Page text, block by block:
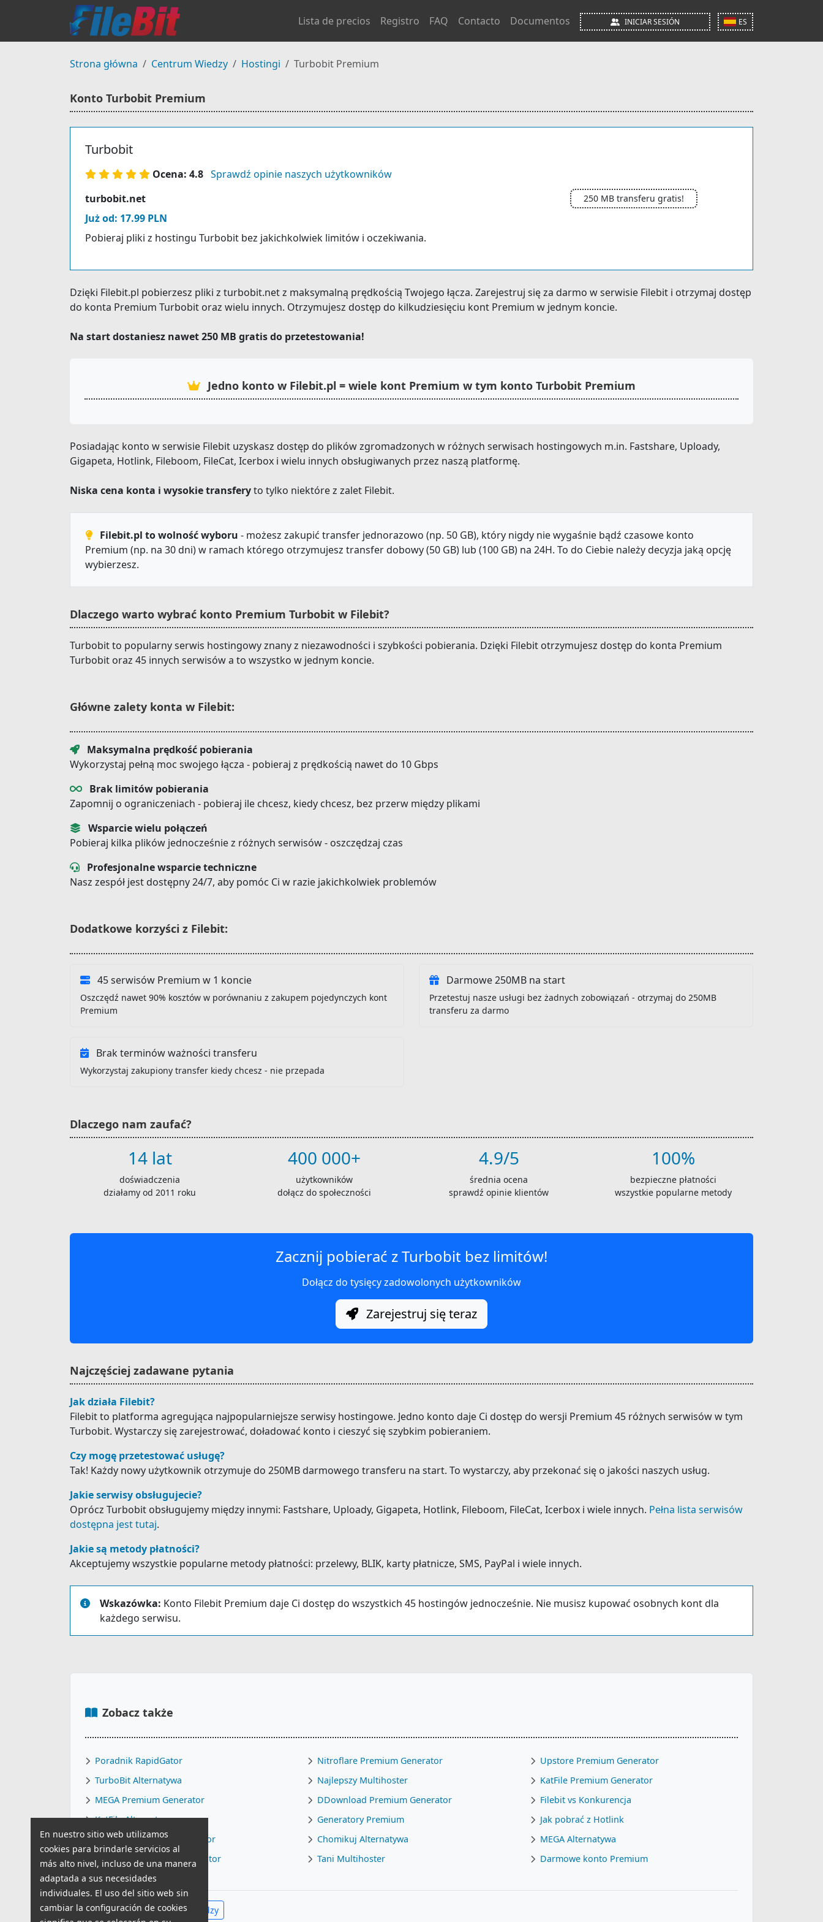
Lista de precios Registro FAQ Contacto Documentos INICIAR SESIÓN ES
Strona główna Centrum Wiedzy Hostingi Turbobit Premium
Konto Turbobit Premium
Turbobit
Ocena: 4.8 Sprawdź opinie naszych użytkowników
turbobit.net
Już od: 17.99 PLN
Pobieraj pliki z hostingu Turbobit bez jakichkolwiek limitów i oczekiwania.
250 MB transferu gratis!
Dzięki Filebit.pl pobierzesz pliki z turbobit.net z maksymalną prędkością Twojego łącza. Zarejestruj się za darmo w serwisie Filebit i otrzymaj dostęp
do konta Premium Turbobit oraz wielu innych. Otrzymujesz dostęp do kilkudziesięciu kont Premium w jednym koncie.
Na start dostaniesz nawet 250 MB gratis do przetestowania!
Jedno konto w Filebit.pl = wiele kont Premium w tym konto Turbobit Premium
Posiadając konto w serwisie Filebit uzyskasz dostęp do plików zgromadzonych w różnych serwisach hostingowych m.in. Fastshare, Uploady,
Gigapeta, Hotlink, Fileboom, FileCat, Icerbox i wielu innych obsługiwanych przez naszą platformę.
Niska cena konta i wysokie transferyto tylko niektóre z zalet Filebit.
Filebit.pl to wolność wyboru - możesz zakupić transfer jednorazowo (np. 50 GB), który nigdy nie wygaśnie bądź czasowe konto
Premium (np. na 30 dni) w ramach którego otrzymujesz transfer dobowy (50 GB) lub (100 GB) na 24H. To do Ciebie należy decyzja jaką opcję
wybierzesz.
Dlaczego warto wybrać konto Premium Turbobit w Filebit?
Turbobit to popularny serwis hostingowy znany z niezawodności i szybkości pobierania. Dzięki Filebit otrzymujesz dostęp do konta Premium
Turbobit oraz 45 innych serwisów a to wszystko w jednym koncie.
Główne zalety konta w Filebit:
Maksymalna prędkość pobierania
Wykorzystaj pełną moc swojego łącza - pobieraj z prędkością nawet do 10 Gbps
Brak limitów pobierania
Zapomnij o ograniczeniach - pobieraj ile chcesz, kiedy chcesz, bez przerw między plikami
Wsparcie wielu połączeń
Pobieraj kilka plików jednocześnie z różnych serwisów - oszczędzaj czas
Profesjonalne wsparcie techniczne
Nasz zespół jest dostępny 24/7, aby pomóc Ci w razie jakichkolwiek problemów
Dodatkowe korzyści z Filebit:
45 serwisów Premium w 1 koncie
Oszczędź nawet 90% kosztów w porównaniu z zakupem pojedynczych kont
Premium
Darmowe 250MB na start
Przetestuj nasze usługi bez żadnych zobowiązań - otrzymaj do 250MB
transferu za darmo
Brak terminów ważności transferu
Wykorzystaj zakupiony transfer kiedy chcesz - nie przepada
Dlaczego nam zaufać?
14 lat
doświadczenia
działamy od 2011 roku
400 000+
użytkowników
dołącz do społeczności
4.9/5
średnia ocena
sprawdź opinie klientów
100%
bezpieczne płatności
wszystkie popularne metody
Zacznij pobierać z Turbobit bez limitów!
Dołącz do tysięcy zadowolonych użytkowników
Zarejestruj się teraz
Najczęściej zadawane pytania
Jak działa Filebit?
Filebit to platforma agregująca najpopularniejsze serwisy hostingowe. Jedno konto daje Ci dostęp do wersji Premium 45 różnych serwisów w tym
Turbobit. Wystarczy się zarejestrować, doładować konto i cieszyć się szybkim pobieraniem.
Czy mogę przetestować usługę?
Tak! Każdy nowy użytkownik otrzymuje do 250MB darmowego transferu na start. To wystarczy, aby przekonać się o jakości naszych usług.
Jakie serwisy obsługujecie?
Oprócz Turbobit obsługujemy między innymi: Fastshare, Uploady, Gigapeta, Hotlink, Fileboom, FileCat, Icerbox i wiele innych. Pełna lista serwisów
dostępna jest tutaj.
Jakie są metody płatności?
Akceptujemy wszystkie popularne metody płatności: przelewy, BLIK, karty płatnicze, SMS, PayPal i wiele innych.
Wskazówka: Konto Filebit Premium daje Ci dostęp do wszystkich 45 hostingów jednocześnie. Nie musisz kupować osobnych kont dla
każdego serwisu.
Zobacz także
Poradnik RapidGator
TurboBit Alternatywa
MEGA Premium Generator
KatFile Alternatywa
TurboBit Premium Generator
Uploaded Premium Generator
Nitroflare Premium Generator
Najlepszy Multihoster
DDownload Premium Generator
Generatory Premium
Chomikuj Alternatywa
Tani Multihoster
Upstore Premium Generator
KatFile Premium Generator
Filebit vs Konkurencja
Jak pobrać z Hotlink
MEGA Alternatywa
Darmowe konto Premium
Zobacz całe Centrum Wiedzy
En nuestro sitio web utilizamos
cookies para brindarle servicios al
más alto nivel, incluso de una manera
adaptada a sus necesidades
individuales. El uso del sitio web sin
cambiar la configuración de cookies